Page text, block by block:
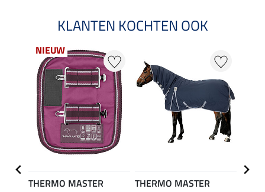
KLANTEN KOCHTEN OOK
NIEUW
THERMO MASTER
THERMO MASTER